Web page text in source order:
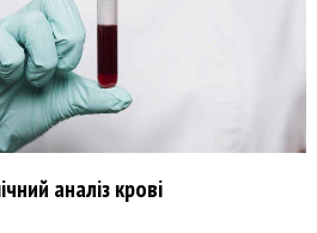
аналіз крові